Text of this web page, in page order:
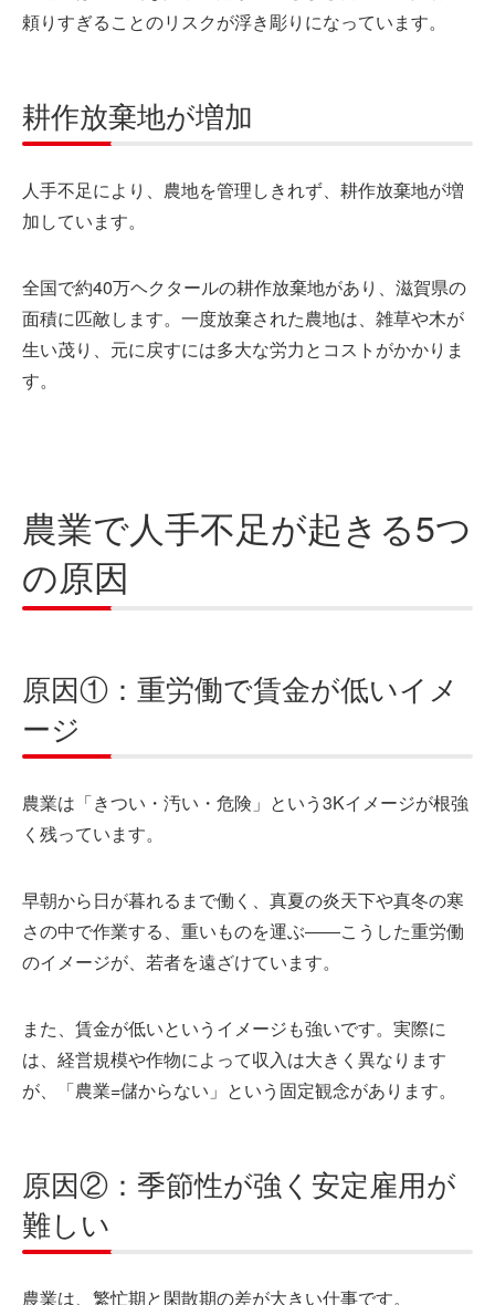
頼りすぎることのリスクが浮き彫りになっています。
耕作放棄地が増加
人手不足により、農地を管理しきれず、耕作放棄地が増
加しています。
全国で約40万ヘクタールの耕作放棄地があり、滋賀県の
面積に匹敵します。一度放棄された農地は、雑草や木が
生い茂り、元に戻すには多大な労力とコストがかかりま
す。
農業で人手不足が起きる5つ
の原因
原因①：重労働で賃金が低いイメ
ージ
農業は「きつい・汚い・危険」という3Kイメージが根強
く残っています。
早朝から日が暮れるまで働く、真夏の炎天下や真冬の寒
さの中で作業する、重いものを運ぶ――こうした重労働
のイメージが、若者を遠ざけています。
また、賃金が低いというイメージも強いです。実際に
は、経営規模や作物によって収入は大きく異なります
が、「農業=儲からない」という固定観念があります。
原因②：季節性が強く安定雇用が
難しい
農業は、繁忙期と閑散期の差が大きい仕事です。